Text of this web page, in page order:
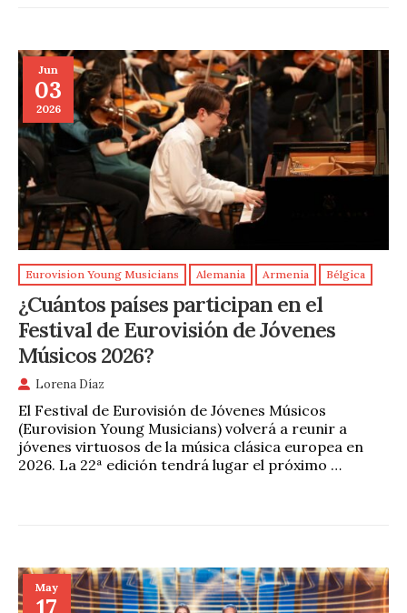
Jun
03
2026
Eurovision Young Musicians Alemania Armenia Bélgica
¿Cuántos países participan en el
Festival de Eurovisión de Jóvenes
Músicos 2026?
Lorena Díaz
El Festival de Eurovisión de Jóvenes Músicos
(Eurovision Young Musicians) volverá a reunir a
jóvenes virtuosos de la música clásica europea en
2026. La 22ª edición tendrá lugar el próximo …
May